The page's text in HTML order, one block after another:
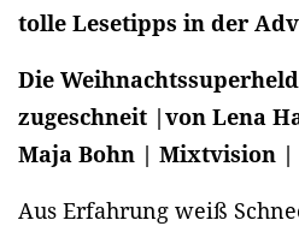
tolle Lesetipps in der
Die
zugeschneit |von Lena
Maja Bohn | Mixtvision |
Aus Erfahrung weiß